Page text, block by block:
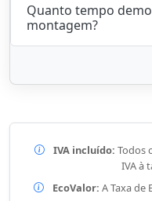
Quanto tempo
montagem?
IVA incluído: Todos
IVA à
EcoValor: A Taxa de